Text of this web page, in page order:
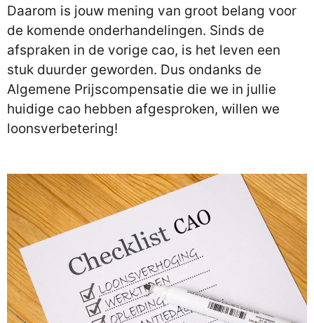
Daarom is jouw mening van groot belang voor
de komende onderhandelingen. Sinds de
afspraken in de vorige cao, is het leven een
stuk duurder geworden. Dus ondanks de
Algemene Prijscompensatie die we in jullie
huidige cao hebben afgesproken, willen we
loonsverbetering!